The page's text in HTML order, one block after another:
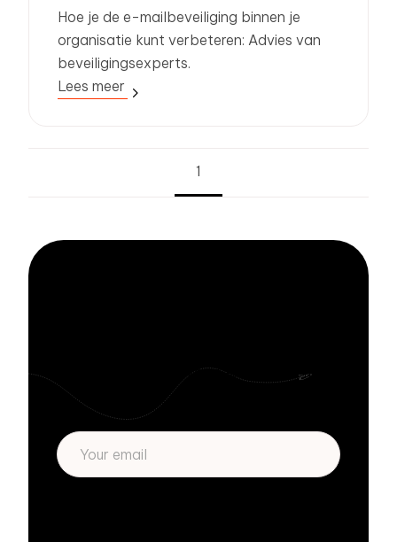
Hoe je de e-mailbeveiliging binnen je
organisatie kunt verbeteren: Advies van
beveiligingsexperts.
Lees meer
1
Blijf op de hoogte van security tips, meld